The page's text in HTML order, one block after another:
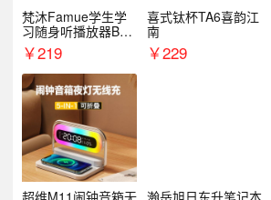
梵沐Famue学生学
习随身听播放器BL1
5（64G）
￥219
喜式钛杯TA6喜韵江
南
￥229
超维M11闹钟音箱无 瀚岳旭日东升笔记本